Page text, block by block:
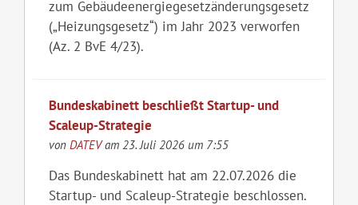
zum Gebäudeenergiegesetzänderungsgesetz
(„Heizungsgesetz“) im Jahr 2023 verworfen
(Az. 2 BvE 4/23).
Bundeskabinett beschließt Startup- und
Scaleup-Strategie
von DATEVam 23. Juli 2026 um 7:55
Das Bundeskabinett hat am 22.07.2026 die
Startup- und Scaleup-Strategie beschlossen.